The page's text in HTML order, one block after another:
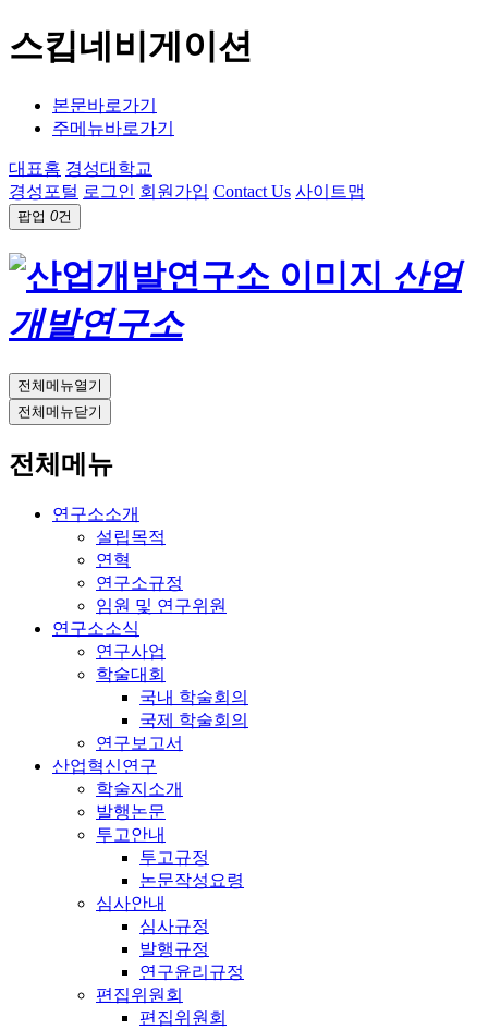
스킵네비게이션
본문바로가기
주메뉴바로가기
대표홈 경성대학교
경성포털 로그인 회원가입 Contact Us 사이트맵
팝업 0건
산업
개발연구소
전체메뉴열기
전체메뉴닫기
전체메뉴
연구소소개
설립목적
연혁
연구소규정
임원 및 연구위원
연구소소식
연구사업
학술대회
국내 학술회의
국제 학술회의
연구보고서
산업혁신연구
학술지소개
발행논문
투고안내
투고규정
논문작성요령
심사안내
심사규정
발행규정
연구윤리규정
편집위원회
편집위원회